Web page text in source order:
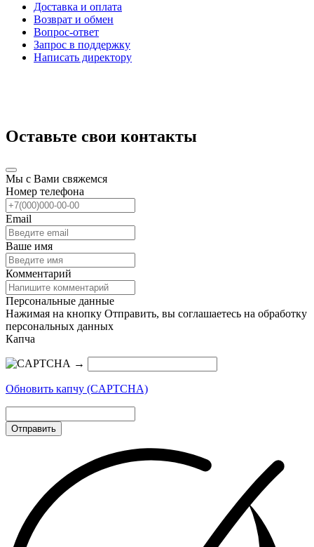
Доставка и оплата
Возврат и обмен
Вопрос-ответ
Запрос в поддержку
Написать директору
Оставьте свои контакты
Мы с Вами свяжемся
Номер телефона
Email
Ваше имя
Комментарий
Персональные данные
Нажимая на кнопку Отправить, вы соглашаетесь на обработку
персональных данных
Капча
→
Обновить капчу (CAPTCHA)
Отправить